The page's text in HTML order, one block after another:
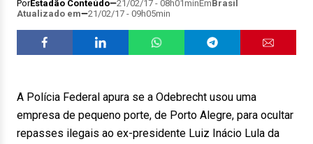
PorEstadão Conteúdo 21/02/17 - 08h01minEmBrasil
Atualizado em
21/02/17 - 09h05min
A Polícia Federal apura se a Odebrecht usou uma
empresa de pequeno porte, de Porto Alegre, para ocultar
repasses ilegais ao ex-presidente Luiz Inácio Lula da